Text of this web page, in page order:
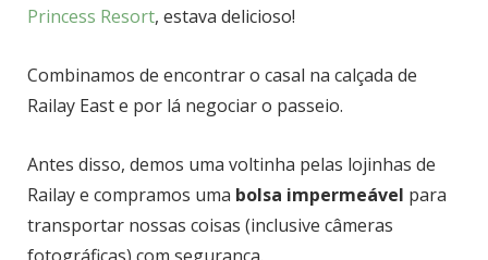
Princess Resort, estava delicioso!
Combinamos de encontrar o casal na calçada de
Railay East e por lá negociar o passeio.
Antes disso, demos uma voltinha pelas lojinhas de
Railay e compramos uma bolsa impermeável para
transportar nossas coisas (inclusive câmeras